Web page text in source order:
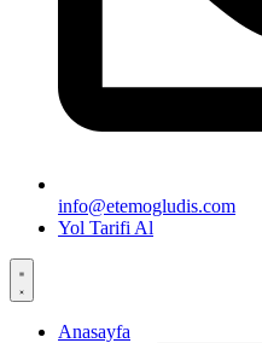
info@etemogludis.com
Yol Tarifi Al
Anasayfa